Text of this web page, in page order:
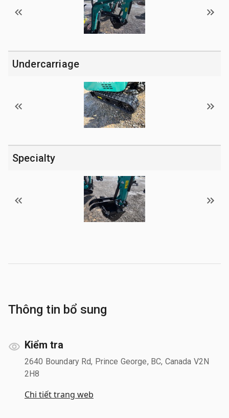
Undercarriage
Specialty
Thông tin bổ sung
Kiểm tra
2640 Boundary Rd, Prince George, BC, Canada V2N
2H8
Chi tiết trang web